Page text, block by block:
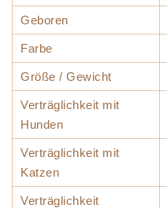
Geboren
Farbe
Größe / Gewicht
Verträglichkeit mit
Hunden
Verträglichkeit mit
Katzen
Verträglichkeit